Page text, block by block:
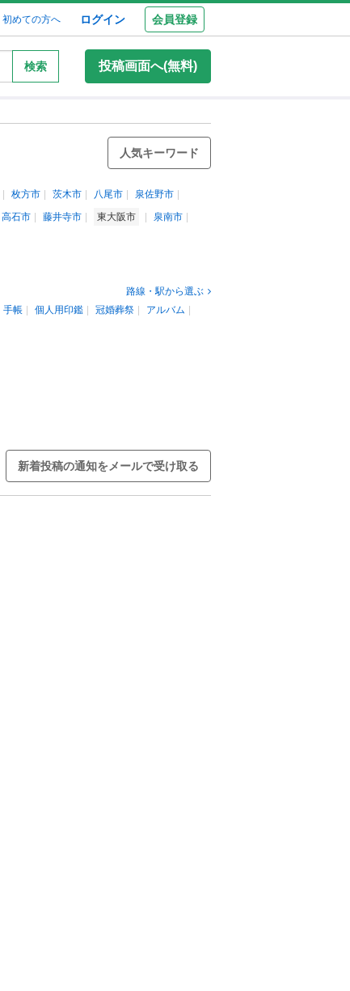
初めての方へ ログイン 会員登録
検索 投稿画面へ(無料)
人気キーワード
枚方市 茨木市 八尾市
泉佐野市
高石市 藤井寺市 東大阪市
泉南市
路線・駅から選ぶ
手帳 個人用印鑑 冠婚葬祭
アルバム
新着投稿の通知をメールで受け取る